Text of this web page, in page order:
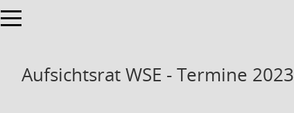
Toggle navigation
Aufsichtsrat WSE - Termine 2023